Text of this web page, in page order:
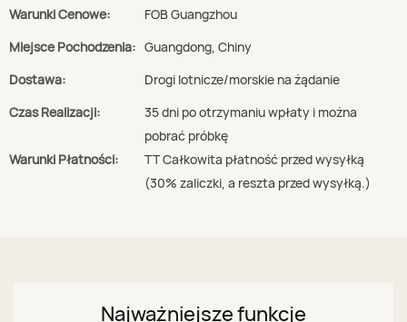
Warunki Cenowe:
FOB Guangzhou
Miejsce Pochodzenia: Guangdong, Chiny
Dostawa:
Drogi lotnicze/morskie na żądanie
Czas Realizacji:
35 dni po otrzymaniu wpłaty i można
pobrać próbkę
Warunki Płatności:
TT Całkowita płatność przed wysyłką
(30% zaliczki, a reszta przed wysyłką.)
Najważniejsze funkcje